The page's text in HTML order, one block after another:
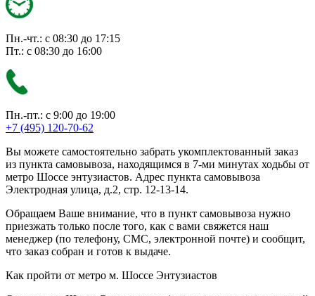
Пн.-чт.: с 08:30 до 17:15
Пт.: с 08:30 до 16:00
Пн.-пт.: с 9:00 до 19:00
+7 (495) 120-70-62
Вы можете самостоятельно забрать укомплектованный заказ
из пункта самовывоза, находящимся в 7-ми минутах ходьбы от
метро Шоссе энтузиастов. Адрес пункта самовывоза
Электродная улица, д.2, стр. 12-13-14.
Обращаем Ваше внимание, что в пункт самовывоза нужно
приезжать только после того, как с вами свяжется наш
менеджер (по телефону, СМС, электронной почте) и сообщит,
что заказ собран и готов к выдаче.
Как пройти от метро м. Шоссе Энтузиастов